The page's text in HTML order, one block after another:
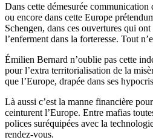
Dans cette démesurée
ou encore dans cette Europe
Schengen, dans ces ouvertures qui
l’enferment dans la forteresse. Tout
Émilien Bernard n’oublie pas cette
pour l’extra territorialisation de la
que l’Europe, drapée dans ses
Là aussi c’est la manne financière
ceinturent l’Europe. Entre mafias
polices suréquipées avec la
rendez-vous.